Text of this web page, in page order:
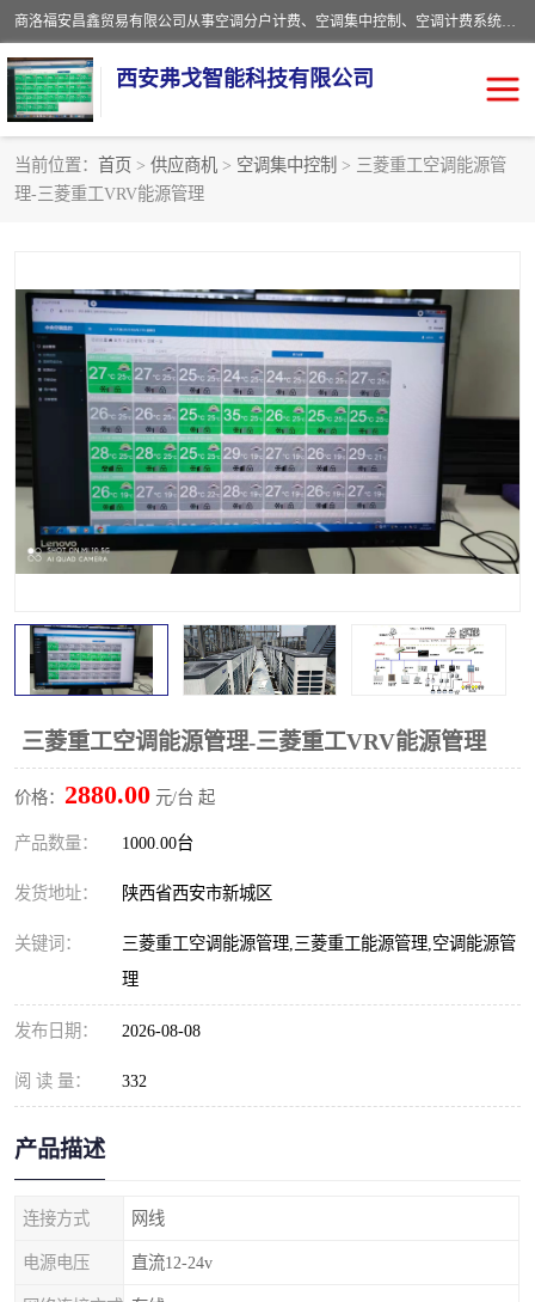
商洛福安昌鑫贸易有限公司从事空调分户计费、空调集中控制、空调计费系统、空调远程控制、中央空调分户计费、中央空调集中控制等产品的销售与安装。。语音控制，解放双手，让用户畅享安全、健康、便利、舒适、节能、愉悦的物联网智慧生活，我们竭诚为您提供住宅、别墅、公寓的智能家居化、智能办公化，智能酒店的解决方案。
西安弗戈智能科技有限公司
当前位置： 首页 > 供应商机 > 空调集中控制 > 三菱重工空调能源管
理-三菱重工VRV能源管理
三菱重工空调能源管理-三菱重工VRV能源管理
价格： 2880.00 元/台 起
产品数量： 1000.00台
发货地址： 陕西省西安市新城区
关键词：
三菱重工空调能源管理,三菱重工能源管理,空调能源管
理
发布日期： 2026-08-08
阅 读 量： 332
产品描述
连接方式 网线
电源电压 直流12-24v
中央空调集中控制
空调计费系统 空调分户计费
中央空调计费系统 空调分户计费系统